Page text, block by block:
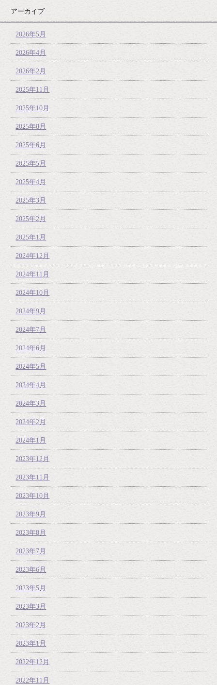
アーカイブ
2026年5月
2026年4月
2026年2月
2025年11月
2025年10月
2025年8月
2025年6月
2025年5月
2025年4月
2025年3月
2025年2月
2025年1月
2024年12月
2024年11月
2024年10月
2024年9月
2024年7月
2024年6月
2024年5月
2024年4月
2024年3月
2024年2月
2024年1月
2023年12月
2023年11月
2023年10月
2023年9月
2023年8月
2023年7月
2023年6月
2023年5月
2023年3月
2023年2月
2023年1月
2022年12月
2022年11月